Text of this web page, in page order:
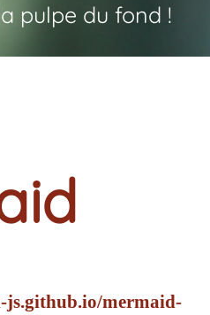
pulpe du fond !
mermaid-